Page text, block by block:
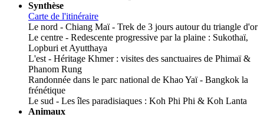
Synthèse
Carte de l'itinéraire
Le nord - Chiang Maï - Trek de 3 jours autour du triangle d'or
Le centre - Redescente progressive par la plaine : Sukothaï,
Lopburi et Ayutthaya
L'est - Héritage Khmer : visites des sanctuaires de Phimaï &
Phanom Rung
Randonnée dans le parc national de Khao Yaï - Bangkok la
frénétique
Le sud - Les îles paradisiaques : Koh Phi Phi & Koh Lanta
Animaux